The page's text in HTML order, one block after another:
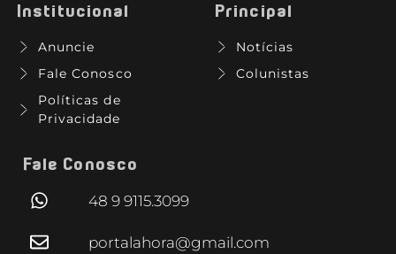
Institucional
Anuncie
Fale Conosco
Políticas de
Privacidade
Principal
Notícias
Colunistas
Fale Conosco
48 9 9115.3099
portalahora@gmail.com